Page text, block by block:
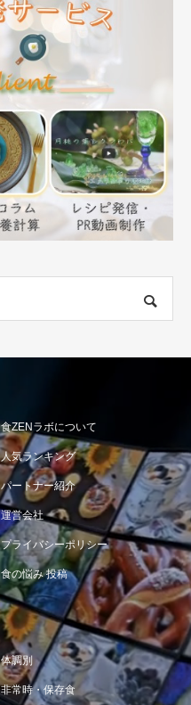
食ZENラボについて
人気ランキング
パートナー紹介
運営会社
プライバシーポリシー
食の悩み 投稿
体調別
非常時・保存食